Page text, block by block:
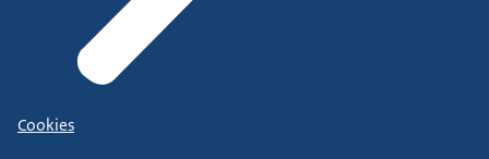
Cookies